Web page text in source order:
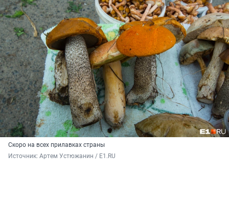
Скоро на всех прилавках страны
Источник: Артем Устюжанин / E1.RU